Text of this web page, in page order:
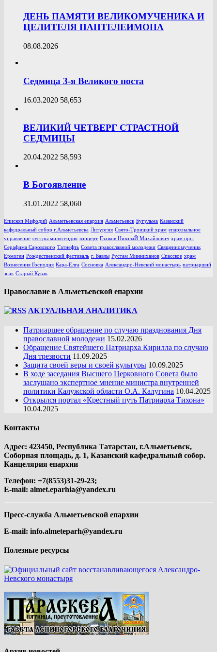
ДЕНЬ ПАМЯТИ ВЕЛИКОМУЧЕНИКА И
ЦЕЛИТЕЛЯ ПАНТЕЛЕИМОНА
08.08.2026
Седмица 3-я Великого поста
16.03.2020 58,653
ВЕЛИКИЙ ЧЕТВЕРГ СТРАСТНОЙ
СЕДМИЦЫ
20.04.2022 58,593
В Богоявление
31.01.2022 58,060
Епископ Мефодий Альметьевская епархия Альметьевск Бугульма Казанский
кафедральный собор г.Альметьевска Литургия Свято-Троицкий храм епархиальное
управление сестры милосердия концерт Глазков НиколаЙ Михайлович храм прп.
Серафима Саровского Татнефть Совета православной молодежи Священномученик
Ермоген Рождественский фестиваль г. Бавлы Рустам Минниханов Спасское храм
Вознесения Господня Кара-Елга Сосновка Александро-Невский монастырь патриарший
знак Старый Кувак
Православие в Альметьевской епархии
АКТУАЛЬНАЯ АНАЛИТИКА
Патриаршее обращение по случаю празднования Дня
православной молодежи 15.02.2026
Обращение Святейшего Патриарха Кирилла по случаю
Дня трезвости 11.09.2025
Защита своей веры и своей культуры 10.09.2025
В ходе заседания Высшего Церковного Совета было
заслушано экспертное мнение министра внутренней
политики Калужской области О.А. Калугина 10.04.2025
Открылся портал «Крестный путь Патриарха Тихона»
10.04.2025
Контакты
Адрес: 423450, Республика Татарстан, г.Альметьевск,
Соборная площадь, д. 1, Казанский кафедральный собор.
Канцелярия епархии
Телефон: +7(8553)31-29-23;
E-mail: almet.eparhia@yandex.ru
Пресс-служба Альметьевской епархии
E-mail: info.almeteparh@yandex.ru
Полезные ресурсы